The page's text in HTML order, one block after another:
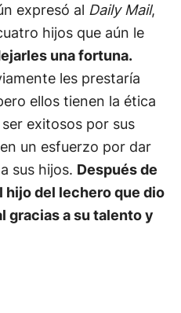
expresó al Daily Mail,
hijos que aún le
una fortuna.
les prestaría
ellos tienen la ética
exitosos por sus
un esfuerzo por dar
sus hijos. Después de
hijo del lechero que dio
gracias a su talento y